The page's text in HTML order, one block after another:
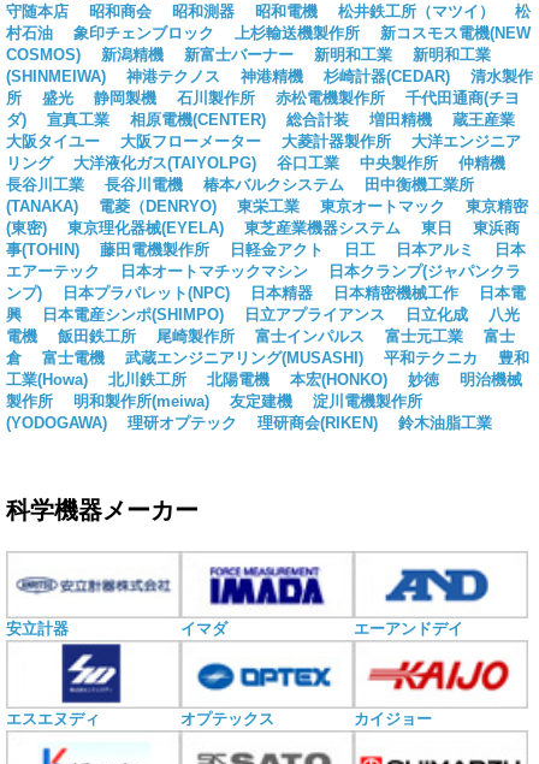
守随本店
昭和商会 昭和測器 昭和電機 松井鉄工所（マツイ）
松
村石油
象印チェンブロック 上杉輸送機製作所
新コスモス電機(NEW
COSMOS)
新潟精機 新富士バーナー 新明和工業
新明和工業
(SHINMEIWA)
神港テクノス 神港精機 杉崎計器(CEDAR)
清水製作
所
盛光 静岡製機 石川製作所 赤松電機製作所
千代田通商(チヨ
ダ)
宣真工業 相原電機(CENTER) 総合計装 増田精機
蔵王産業
大阪タイユー
大阪フローメーター 大菱計器製作所
大洋エンジニア
リング
大洋液化ガス(TAIYOLPG) 谷口工業 中央製作所
仲精機
長谷川工業
長谷川電機 椿本バルクシステム
田中衡機工業所
(TANAKA)
電菱（DENRYO) 東栄工業 東京オートマック
東京精密
(東密)
東京理化器械(EYELA) 東芝産業機器システム 東日
東浜商
事(TOHIN)
藤田電機製作所 日軽金アクト 日工 日本アルミ
日本
エアーテック
日本オートマチックマシン
日本クランプ(ジャパンクラ
ンプ)
日本プラパレット(NPC) 日本精器 日本精密機械工作
日本電
興
日本電産シンポ(SHIMPO) 日立アプライアンス 日立化成
八光
電機
飯田鉄工所 尾崎製作所 富士インパルス 富士元工業
富士
倉
富士電機 武蔵エンジニアリング(MUSASHI) 平和テクニカ
豊和
工業(Howa)
北川鉄工所 北陽電機 本宏(HONKO) 妙徳
明治機械
製作所
明和製作所(meiwa) 友定建機
淀川電機製作所
(YODOGAWA)
理研オプテック 理研商会(RIKEN) 鈴木油脂工業
科学機器メーカー
安立計器 イマダ エーアンドデイ
エスエヌディ オプテックス カイジョー